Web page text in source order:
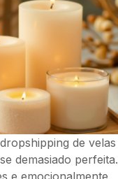
sobre
CAC,
de velas
demasiado perfeita.
e emocionalmente